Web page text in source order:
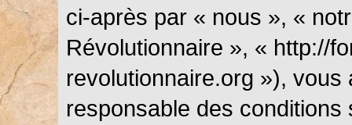
ci-après par « nous », «
Révolutionnaire », « http://
revolutionnaire.org »), vous
responsable des conditions